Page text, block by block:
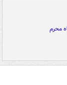
محرم